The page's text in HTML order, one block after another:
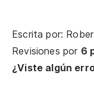
Escrita por:
Revisiones por 6
¿Viste algún